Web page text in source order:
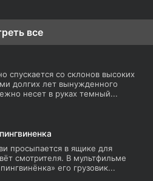
все
спускается со склонов высоких
долгих лет вынужденного
несет в руках темный...
просыпается в ящике для
смотрителя. В мультфильме
его грузовик...